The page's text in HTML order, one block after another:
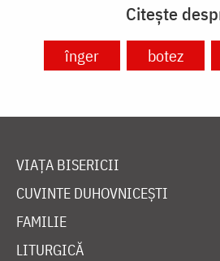
Citește
înger botez
VIAȚA BISERICII
CUVINTE DUHOVNICEȘTI
FAMILIE
LITURGICĂ